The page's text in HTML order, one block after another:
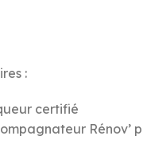
:
certifié
Rénov’